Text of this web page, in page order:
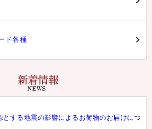
ド各種
とする地震の影響によるお荷物のお届けにつ